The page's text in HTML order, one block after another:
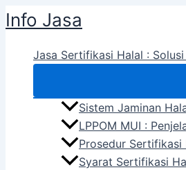
Skip
to
content
Info Jasa
Jasa Sertifikasi Halal :
Sistem Jaminan
LPPOM MUI :
Prosedur Sertifikasi
Syarat Sertifikasi